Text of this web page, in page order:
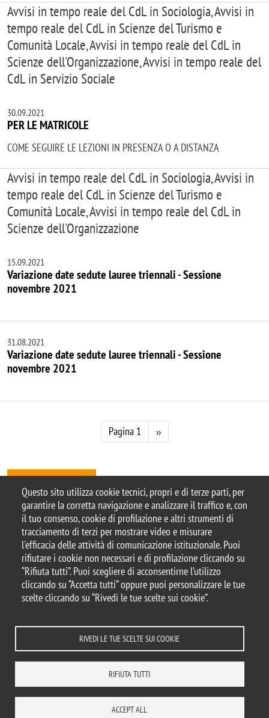
Questo sito utilizza cookie tecnici, propri e di terze parti, per
garantire la corretta navigazione e analizzare il traffico e, con
il tuo consenso, cookie di profilazione e altri strumenti di
tracciamento di terzi per mostrare video e misurare
l'efficacia delle attività di comunicazione istituzionale. Puoi
rifiutare i cookie non necessari e di profilazione cliccando su
“Rifiuta tutti”. Puoi scegliere di acconsentirne l’utilizzo
cliccando su “Accetta tutti” oppure puoi personalizzare le tue
scelte cliccando su “Rivedi le tue scelte sui cookie”.
RIVEDI LE TUE SCELTE SUI COOKIE
RIFIUTA TUTTI
ACCEPT ALL
Avvisi in tempo reale del CdL in Sociologia, Avvisi in
tempo reale del CdL in Scienze del Turismo e
Comunità Locale, Avvisi in tempo reale del CdL in
Scienze dell'Organizzazione, Avvisi in tempo reale del
CdL in Servizio Sociale
30.09.2021
PER LE MATRICOLE
COME SEGUIRE LE LEZIONI IN PRESENZA O A DISTANZA
Avvisi in tempo reale del CdL in Sociologia, Avvisi in
tempo reale del CdL in Scienze del Turismo e
Comunità Locale, Avvisi in tempo reale del CdL in
Scienze dell'Organizzazione
15.09.2021
Variazione date sedute lauree triennali - Sessione
novembre 2021
31.08.2021
Variazione date sedute lauree triennali - Sessione
novembre 2021
Pagina 1 Pagina successiva
››
Tutte le news
© 2025 Università degli Studi di Milano-Bicocca
Piazza dell'Ateneo Nuovo, 1 - 20126, Milano
Casella PEC:ateneo.bicocca@pec.unimib.it
P.I. 12621570154 |
redazioneweb.sociologia@unimib.it
Note legali Privacy e cookie policy Amministrazione trasparente
Accessibilità
Rivedi le tue scelte sui cookie
MAPPA DEL SITO